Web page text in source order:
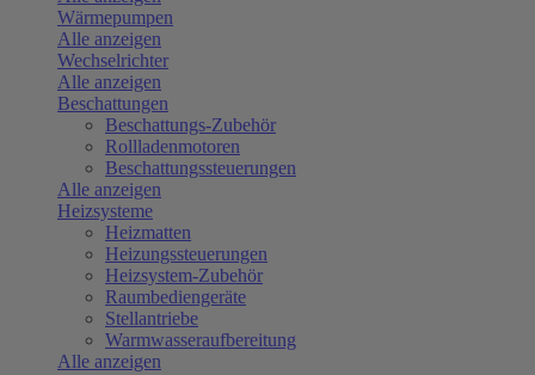
Wärmepumpen
Alle anzeigen
Wechselrichter
Alle anzeigen
Beschattungen
Beschattungs-Zubehör
Rollladenmotoren
Beschattungssteuerungen
Alle anzeigen
Heizsysteme
Heizmatten
Heizungssteuerungen
Heizsystem-Zubehör
Raumbediengeräte
Stellantriebe
Warmwasseraufbereitung
Alle anzeigen